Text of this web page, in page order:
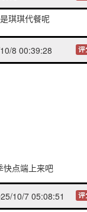
琪琪代餐呢
8 00:39:28 评
快点端上来吧
10/7 05:08:51 评